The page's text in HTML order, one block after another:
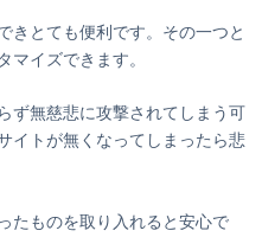
きとても便利です。その一つと
マイズできます。
ず無慈悲に攻撃されてしまう可
イトが無くなってしまったら悲
たものを取り入れると安心で